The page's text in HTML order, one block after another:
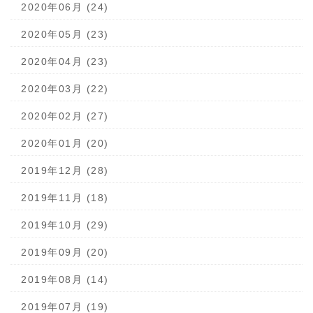
2020年06月 (24)
2020年05月 (23)
2020年04月 (23)
2020年03月 (22)
2020年02月 (27)
2020年01月 (20)
2019年12月 (28)
2019年11月 (18)
2019年10月 (29)
2019年09月 (20)
2019年08月 (14)
2019年07月 (19)